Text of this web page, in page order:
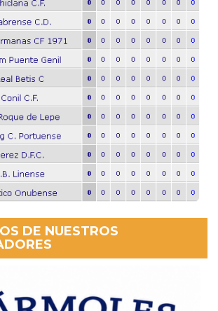
DE NUESTROS